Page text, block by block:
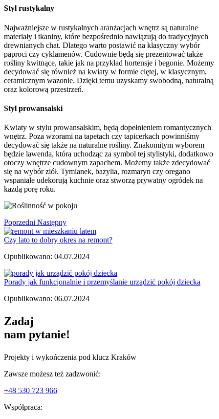
Styl rustykalny
Najważniejsze w rustykalnych aranżacjach wnętrz są naturalne
materiały i tkaniny, które bezpośrednio nawiązują do tradycyjnych
drewnianych chat. Dlatego warto postawić na klasyczny wybór
paproci czy cyklamenów. Cudownie będą się prezentować także
rośliny kwitnące, takie jak na przykład hortensje i begonie. Możemy
decydować się również na kwiaty w formie ciętej, w klasycznym,
ceramicznym wazonie. Dzięki temu uzyskamy swobodną, naturalną
oraz kolorową przestrzeń.
Styl prowansalski
Kwiaty w stylu prowansalskim, będą dopełnieniem romantycznych
wnętrz. Poza wzorami na tapetach czy tapicerkach powinniśmy
decydować się także na naturalne rośliny. Znakomitym wyborem
będzie lawenda, która uchodząc za symbol tej stylistyki, dodatkowo
otoczy wnętrze cudownym zapachem. Możemy także zdecydować
się na wybór ziół. Tymianek, bazylia, rozmaryn czy oregano
wspaniale udekorują kuchnie oraz stworzą prywatny ogródek na
każdą porę roku.
Poprzedni Następny
Czy lato to dobry okres na remont?
Opublikowano: 04.07.2024
Porady jak funkcjonalnie i przemyślanie urządzić pokój dziecka
Opublikowano: 06.07.2024
Zadaj
nam pytanie!
Projekty i wykończenia pod klucz Kraków
Zawsze możesz też zadzwonić:
+48 530 723 966
Współpraca: